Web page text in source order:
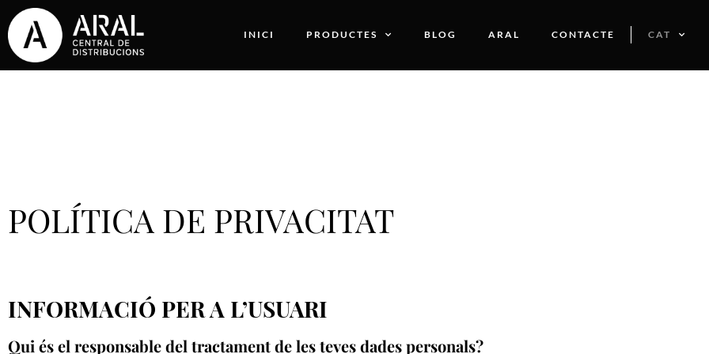
INICI PRODUCTES BLOG ARAL CONTACTE CAT
POLÍTICA DE PRIVACITAT
INFORMACIÓ PER A L’USUARI
Qui és el responsable del tractament de les teves dades personals?